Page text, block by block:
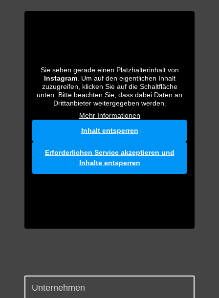
Sie sehen gerade einen Platzhalterinhalt von
Instagram. Um auf den eigentlichen Inhalt
zuzugreifen, klicken Sie auf die Schaltfläche
unten. Bitte beachten Sie, dass dabei Daten an
Drittanbieter weitergegeben werden.
Mehr Informationen
Inhalt entsperren
Erforderlichen Service akzeptieren und
Inhalte entsperren